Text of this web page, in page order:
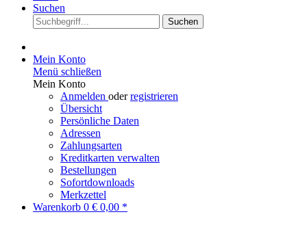
Suchen
Suchen
Mein Konto
Menü schließen
Mein Konto
Anmelden oderregistrieren
Übersicht
Persönliche Daten
Adressen
Zahlungsarten
Kreditkarten verwalten
Bestellungen
Sofortdownloads
Merkzettel
Warenkorb 0 € 0,00 *